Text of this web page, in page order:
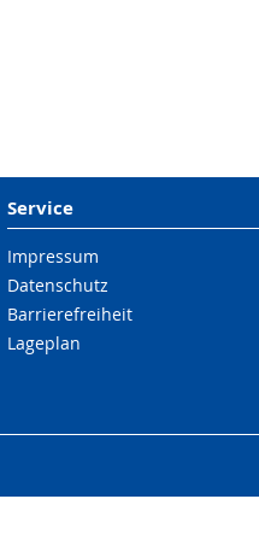
Service
Impressum
Datenschutz
Barrierefreiheit
Lageplan